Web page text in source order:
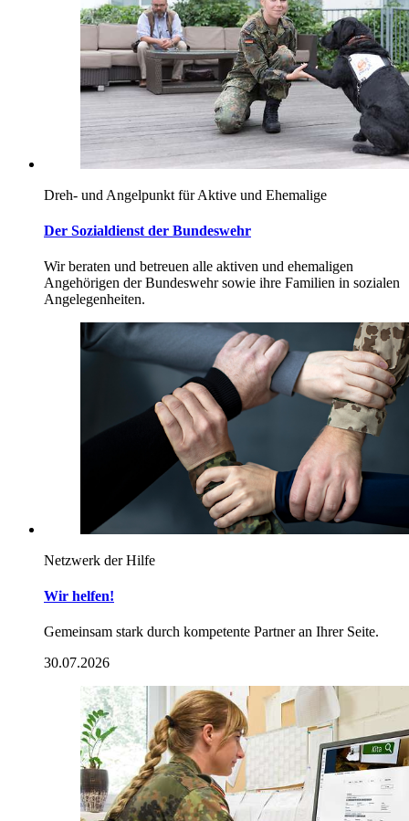
Dreh- und Angelpunkt für Aktive und Ehemalige
Der Sozialdienst der Bundeswehr
Wir beraten und betreuen alle aktiven und ehemaligen
Angehörigen der Bundeswehr sowie ihre Familien in sozialen
Angelegenheiten.
Netzwerk der Hilfe
Wir helfen!
Gemeinsam stark durch kompetente Partner an Ihrer Seite.
30.07.2026